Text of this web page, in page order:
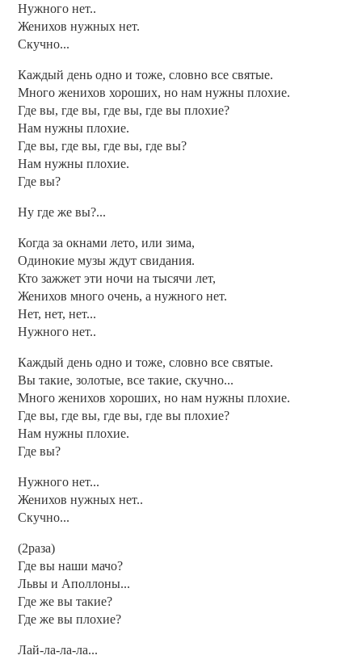
Нужного нет..
Женихов нужных нет.
Скучно...
Каждый день одно и тоже, словно все святые.
Много женихов хороших, но нам нужны плохие.
Где вы, где вы, где вы, где вы плохие?
Нам нужны плохие.
Где вы, где вы, где вы, где вы?
Нам нужны плохие.
Где вы?
Ну где же вы?...
Когда за окнами лето, или зима,
Одинокие музы ждут свидания.
Кто зажжет эти ночи на тысячи лет,
Женихов много очень, а нужного нет.
Нет, нет, нет...
Нужного нет..
Каждый день одно и тоже, словно все святые.
Вы такие, золотые, все такие, скучно...
Много женихов хороших, но нам нужны плохие.
Где вы, где вы, где вы, где вы плохие?
Нам нужны плохие.
Где вы?
Нужного нет...
Женихов нужных нет..
Скучно...
(2раза)
Где вы наши мачо?
Львы и Аполлоны...
Где же вы такие?
Где же вы плохие?
Лай-ла-ла-ла...